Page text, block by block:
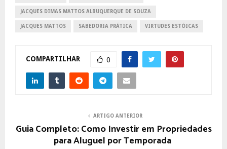
JACQUES DIMAS MATTOS ALBUQUERQUE DE SOUZA
JACQUES MATTOS SABEDORIA PRÁTICA VIRTUDES ESTÓICAS
COMPARTILHAR 0
ARTIGO ANTERIOR
Guia Completo: Como Investir em Propriedades
para Aluguel por Temporada